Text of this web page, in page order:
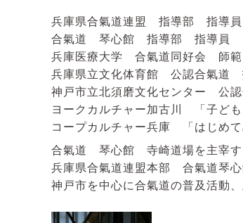
兵庫県合氣道連盟 指導部 指導員
合氣道 琴心館 指導部 指導員
兵庫医療大学 合氣道同好会 師範
兵庫県立文化体育館 公認合氣道
神戸市立北須磨文化センター 公
ヨークカルチャー加古川 「子ど
コープカルチャー兵庫 「はじめ
合氣道 琴心館 寺崎道場を主宰す
兵庫県合氣道連盟本部 合氣道琴心
神戸市を中心に合氣道の普及活動